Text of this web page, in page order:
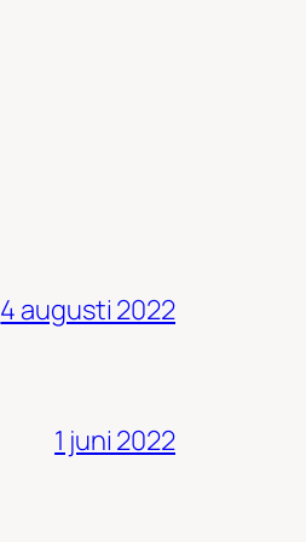
4 augusti 2022
1 juni 2022